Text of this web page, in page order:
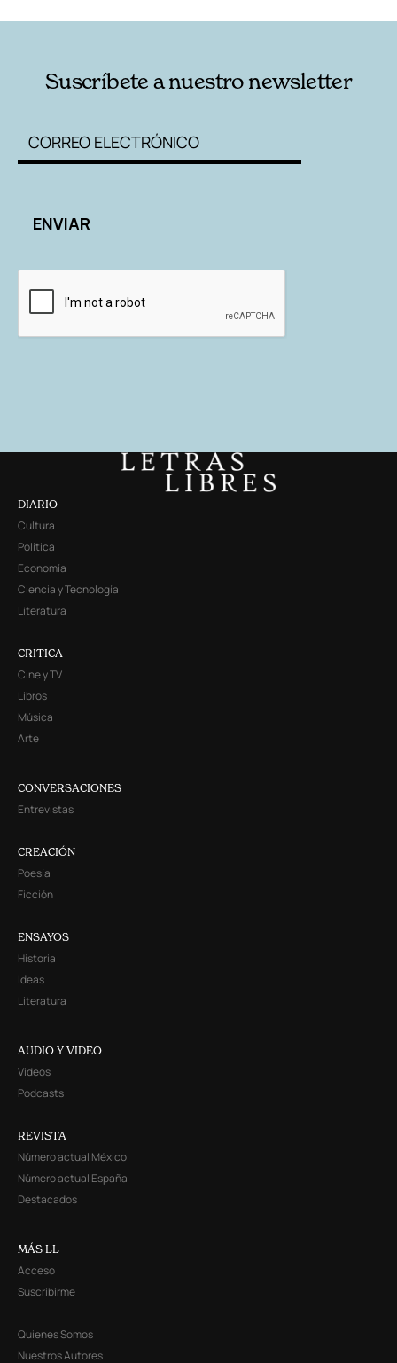
Suscríbete a nuestro newsletter
DIARIO
Cultura
Política
Economía
Ciencia y Tecnología
Literatura
CRITICA
Cine y TV
Libros
Música
Arte
CONVERSACIONES
Entrevistas
CREACIÓN
Poesía
Ficción
ENSAYOS
Historia
Ideas
Literatura
AUDIO Y VIDEO
Videos
Podcasts
REVISTA
Número actual México
Número actual España
Destacados
MÁS LL
Acceso
Suscribirme
Quienes Somos
Nuestros Autores